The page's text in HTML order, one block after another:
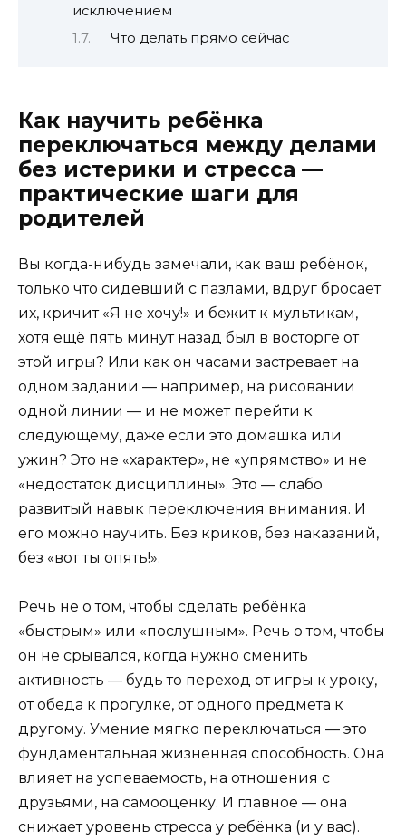
исключением
Что делать прямо сейчас
Как научить ребёнка
переключаться между делами
без истерики и стресса —
практические шаги для
родителей
Вы когда-нибудь замечали, как ваш ребёнок,
только что сидевший с пазлами, вдруг бросает
их, кричит «Я не хочу!» и бежит к мультикам,
хотя ещё пять минут назад был в восторге от
этой игры? Или как он часами застревает на
одном задании — например, на рисовании
одной линии — и не может перейти к
следующему, даже если это домашка или
ужин? Это не «характер», не «упрямство» и не
«недостаток дисциплины». Это — слабо
развитый навык переключения внимания. И
его можно научить. Без криков, без наказаний,
без «вот ты опять!».
Речь не о том, чтобы сделать ребёнка
«быстрым» или «послушным». Речь о том, чтобы
он не срывался, когда нужно сменить
активность — будь то переход от игры к уроку,
от обеда к прогулке, от одного предмета к
другому. Умение мягко переключаться — это
фундаментальная жизненная способность. Она
влияет на успеваемость, на отношения с
друзьями, на самооценку. И главное — она
снижает уровень стресса у ребёнка (и у вас).